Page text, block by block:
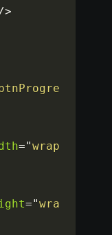
>
="wrap
="wra